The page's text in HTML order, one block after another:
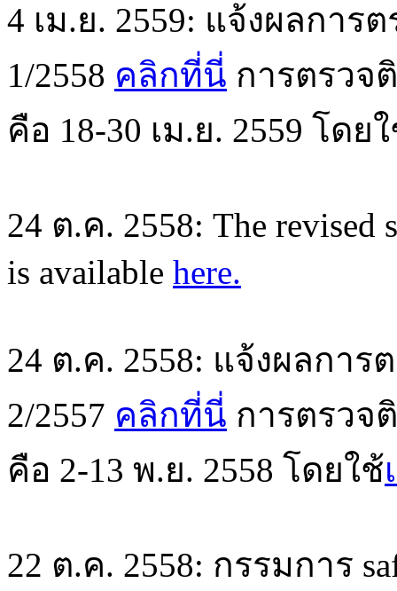
4 เม.ย. 2559: แจ้งผลกา
1/2558 คลิกที่นี่ การตรวจ
คือ 18-30 เม.ย. 2559 โดย
24 ต.ค. 2558: The revised
is available here.
24 ต.ค. 2558: แจ้งผลกา
2/2557 คลิกที่นี่ การตรวจ
คือ 2-13 พ.ย. 2558 โดยใช้
22 ต.ค. 2558: กรรมการ